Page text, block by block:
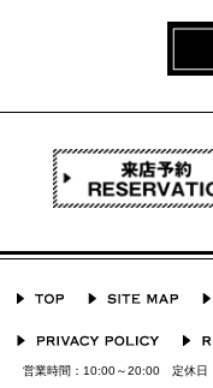
営業時間：10:00～20:00 定休日